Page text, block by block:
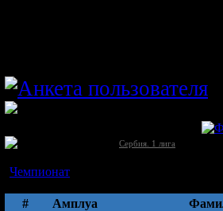
Сербия. 1 лига
Чемпионат
#
Амплуа